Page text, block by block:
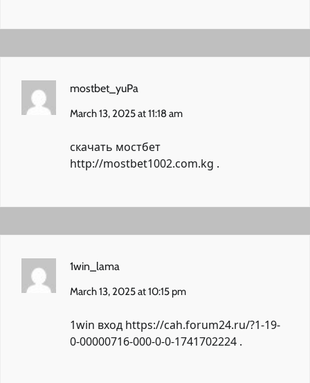
mostbet_yuPa
March 13, 2025 at 11:18 am
скачать мостбет
http://mostbet1002.com.kg .
1win_lama
March 13, 2025 at 10:15 pm
1win вход https://cah.forum24.ru/?1-19-
0-00000716-000-0-0-1741702224 .